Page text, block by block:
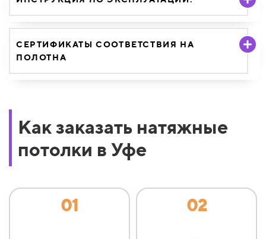
СЕРТИФИКАТЫ СООТВЕТСТВИЯ НА
ПОЛОТНА
Как заказать натяжные
потолки в Уфе
01 02